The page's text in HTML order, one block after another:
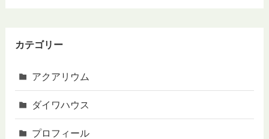
カテゴリー
アクアリウム
ダイワハウス
プロフィール